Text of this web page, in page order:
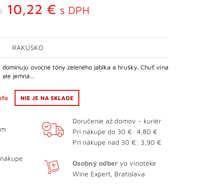
Pôvodná
bola:
11,35 €.
10,22 € Aktuálna
10,22 €.
s DPH
RAKÚSKO
ovocné tóny zeleného jablka a hrušky. Chuť vína
jemná…
NIE JE NA SKLADE
Doručenie až domov – kuriér
Pri nákupe do 30 €: 4,80 €
Pri nákupe nad 30 €: 3,90 €
Osobný odbervo vínotéke
Wine Expert, Bratislava